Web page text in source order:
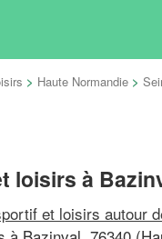
> Haute Normandie >
loisirs à
et loisirs autour